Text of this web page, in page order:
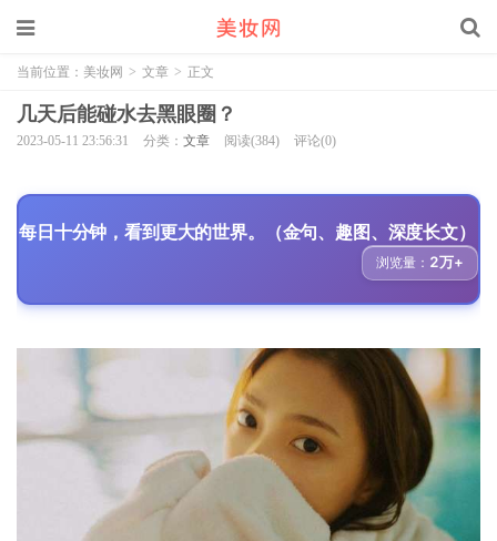
当前位置： 美妆网 > 文章 > 正文
几天后能碰水去黑眼圈？
2023-05-11 23:56:31 分类： 文章 阅读(384) 评论(0)
每日十分钟，看到更大的世界。（金句、趣图、深度长文）
浏览量： 2万+